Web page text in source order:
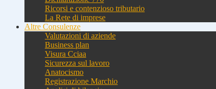
Ricorsi e contenzioso tributario
La Rete di imprese
Altre Consulenze
Valutazioni di aziende
Business plan
Visura Cciaa
Sicurezza sul lavoro
Anatocismo
Registrazione Marchio